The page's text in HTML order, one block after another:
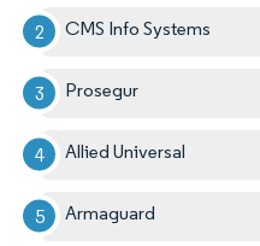
CMS Info Systems
Prosegur
Allied Universal
Armaguard